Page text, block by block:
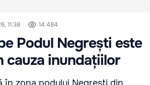
11:38 14 484
Podul Negrești este
cauza inundațiilor